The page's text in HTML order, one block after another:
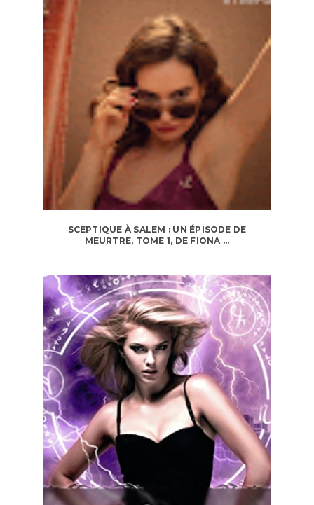
SCEPTIQUE À SALEM : UN ÉPISODE DE
MEURTRE, TOME 1, DE FIONA ...